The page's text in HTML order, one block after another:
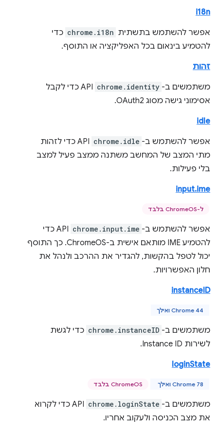
i18n
אפשר להשתמש בתשתית chrome.i18n כדי
להטמיע בינאום בכל האפליקציה או התוסף.
זהות
משתמשים ב- chrome.identity
API כדי לקבל
אסימוני גישה מסוג OAuth2.
idle
אפשר להשתמש ב- chrome.idle
API כדי לזהות
מתי המצב של המחשב משתנה ממצב פעיל למצב
בלי פעילות.
input.ime
ל-ChromeOS בלבד
אפשר להשתמש ב- chrome.input.ime
API כדי
להטמיע IME מותאם אישית ב-ChromeOS. כך התוסף
יכול לטפל בהקשות, להגדיר את ההרכב ולנהל את
חלון האפשרויות.
instanceID
Chrome 44 ואילך
משתמשים ב- chrome.instanceID כדי לגשת
לשירות Instance ID.
loginState
Chrome 78 ואילך ChromeOS בלבד
משתמשים ב- chrome.loginState
API כדי לקרוא
את מצב הכניסה ולעקוב אחריו.